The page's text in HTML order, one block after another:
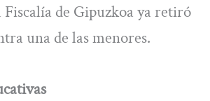
de Gipuzkoa ya retiró
una de las menores.